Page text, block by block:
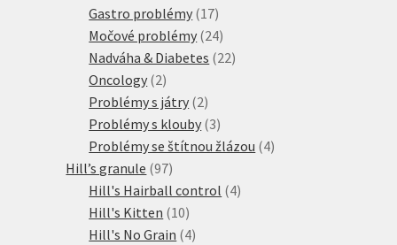
produktů
Gastro problémy 1717
produktů
Močové problémy 2424
produktů
Nadváha & Diabetes 2222
Oncology 22
produkty
Problémy s játry 22
produkty
Problémy s klouby 33
produkty
Problémy se štítnou žlázou 44
Hill’s granule 9797
produktů
Hill's Hairball control 44
Hill's Kitten 1010
produktů
Hill's No Grain 44